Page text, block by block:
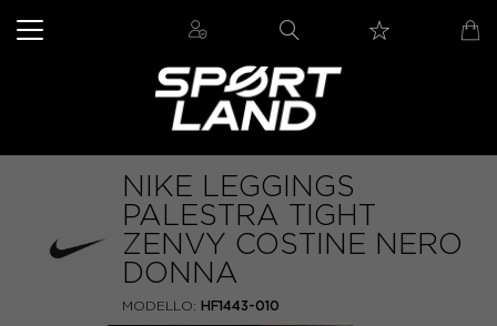
NIKE LEGGINGS
PALESTRA TIGHT
ZENVY COSTINE NERO
DONNA
MODELLO: HF1443-010